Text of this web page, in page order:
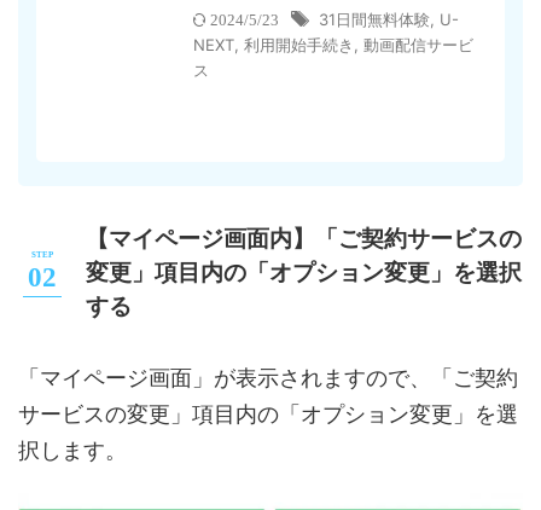
2024/5/23 31日間無料体験 U-
NEXT 利用開始手続き
動画配信サービ
ス
【マイページ画面内】「ご契約サービスの
変更」項目内の「オプション変更」を選択
する
「マイページ画面」が表示されますので、「ご契約
サービスの変更」項目内の「オプション変更」を選
択します。